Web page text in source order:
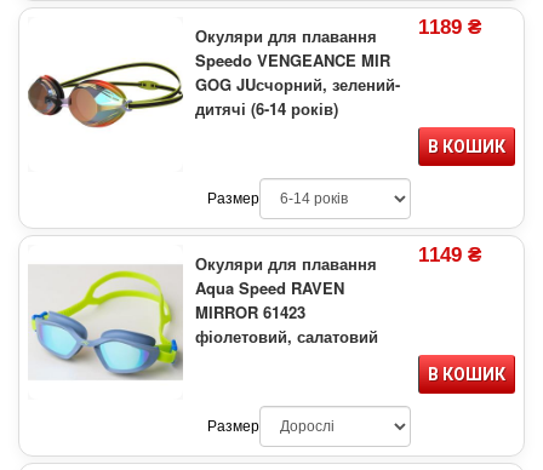
Окуляри для плавання
Speedo VENGEANCE MIR
GOG JUсчорний, зелений-
дитячі (6-14 років)
1189 ₴
В КОШИК
Размер
Окуляри для плавання
Aqua Speed RAVEN
MIRROR 61423
фіолетовий, салатовий
1149 ₴
В КОШИК
Размер